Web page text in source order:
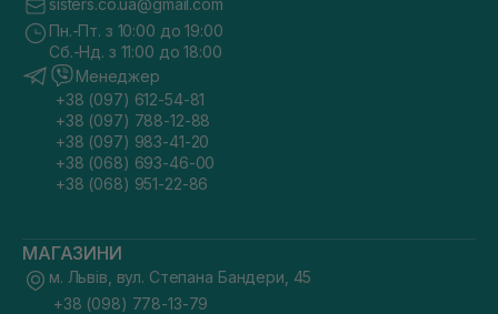
sisters.co.ua@gmail.com
Пн.-Пт. з 10:00 до 19:00
Сб.-Нд. з 11:00 до 18:00
Менеджер
+38 (097) 612-54-81
+38 (097) 788-12-88
+38 (097) 983-41-20
+38 (068) 693-46-00
+38 (068) 951-22-86
МАГАЗИНИ
м. Львів, вул. Степана Бандери, 45
+38 (098) 778-13-79